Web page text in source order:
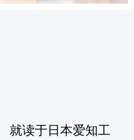
读于日本爱知工